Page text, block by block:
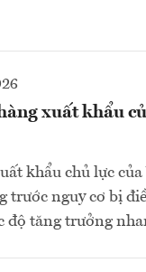
xuất khẩu
khẩu chủ lực
trước nguy cơ bị
độ tăng trưởng